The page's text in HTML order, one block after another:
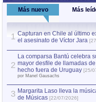
Más nuevo Más
1 Capturan en Chile al último
el asesinato de Víctor Jara
2
La comparsa Bantú celebra
mayor desfile de llamadas
hecho fuera de Uruguay [25/
por Manel Gausachs
3 Margarita Laso lleva la
de Músicas [22/07/2026]